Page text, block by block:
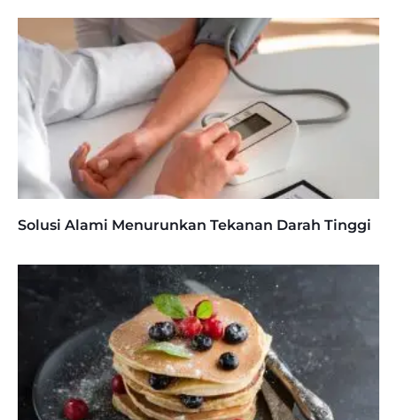
Solusi Alami Menurunkan Tekanan Darah Tinggi